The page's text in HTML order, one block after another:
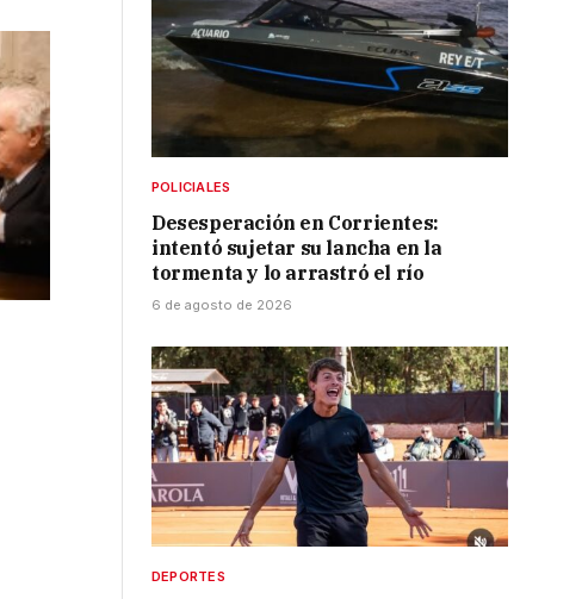
POLICIALES
Desesperación en Corrientes:
intentó sujetar su lancha en la
tormenta y lo arrastró el río
6 de agosto de 2026
DEPORTES